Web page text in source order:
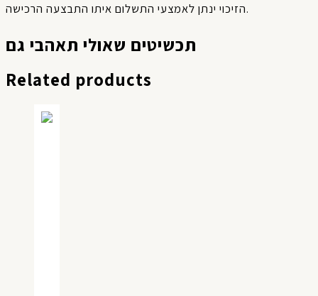
הזיכוי ינתן לאמצעי התשלום איתו התבצעה הרכישה.
תכשיטים שאולי תאהבי גם
Related products